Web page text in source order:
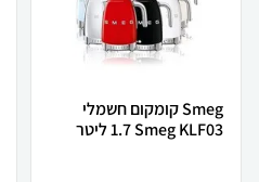
Smeg ‏קומקום חשמלי
Smeg KLF03 ‏1.7 ‏ליטר